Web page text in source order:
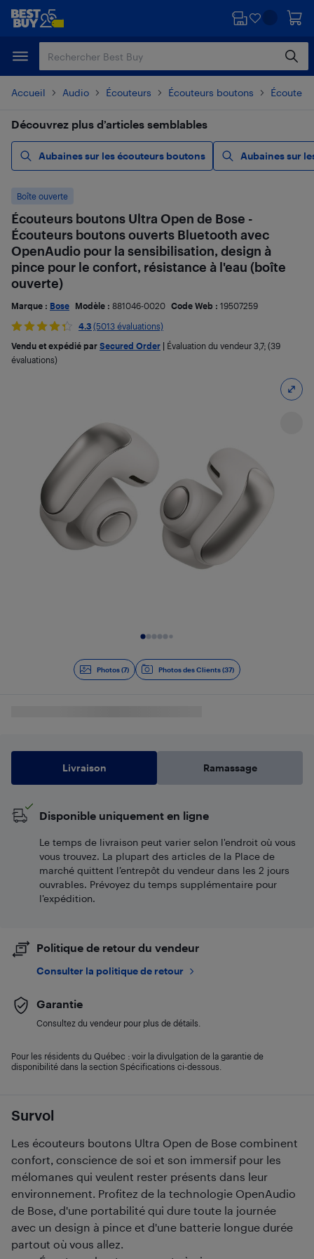
Passer
principal
Passer
Accueil Audio Écouteurs Écouteurs boutons
Découvrez plus d’articles semblables
Aubaines sur les écouteurs boutons Aubaines sur
Photos (7) Photos des Clients (37)
Survol
Les écouteurs boutons Ultra Open de Bose combinent
confort, conscience de soi et son immersif pour les
mélomanes qui veulent rester présents dans leur
environnement. Profitez de la technologie OpenAudio
de Bose, d'une portabilité qui dure toute la journée
avec un design à pince et d'une batterie longue durée
partout où vous allez.
Boîte ouverte
Écouteurs boutons Ultra Open de Bose -
Écouteurs boutons ouverts Bluetooth avec
OpenAudio pour la sensibilisation, design à
pince pour le confort, résistance à l'eau (boîte
ouverte)
Marque : Bose Modèle : 881046-0020 Code Web : 19507259
4.3 (5013 évaluations)
Vendu et expédié par Secured Order Évaluation du vendeur 3,7; (39
évaluations)
Livraison Ramassage
Disponible uniquement en ligne
Le temps de livraison peut varier selon l'endroit où vous
vous trouvez. La plupart des articles de la Place de
marché quittent l’entrepôt du vendeur dans les 2 jours
ouvrables. Prévoyez du temps supplémentaire pour
l’expédition.
Politique de retour du vendeur
Consulter la politique de retour
Garantie
Consultez du vendeur pour plus de détails.
Pour les résidents du Québec : voir la divulgation de la garantie de
disponibilité dans la section Spécifications ci-dessous.